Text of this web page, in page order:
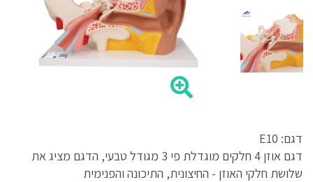
דגם: E10
דגם אוזן 4 חלקים מוגדלת פי 3 מגודל טבעי, הדגם מציג את
שלושת חלקי האוזן - החיצונית, התיכונה והפנימית